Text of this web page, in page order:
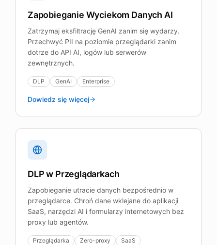
Zapobieganie Wyciekom Danych AI
Zatrzymaj eksfiltrację GenAI zanim się wydarzy.
Przechwyć PII na poziomie przeglądarki zanim
dotrze do API AI, logów lub serwerów
zewnętrznych.
DLP GenAI Enterprise
Dowiedz się więcej
DLP w Przeglądarkach
Zapobieganie utracie danych bezpośrednio w
przeglądarce. Chroń dane wklejane do aplikacji
SaaS, narzędzi AI i formularzy internetowych bez
proxy lub agentów.
Przeglądarka Zero-proxy SaaS